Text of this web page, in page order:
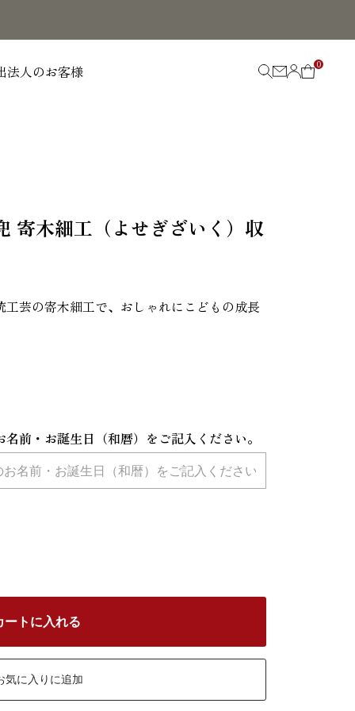
法人のお客様 0
寄木細工（よせぎざいく）収
芸の寄木細工で、おしゃれにこどもの成長
前・お誕生日（和暦）をご記入ください。
ートに入れる
気に入りに追加